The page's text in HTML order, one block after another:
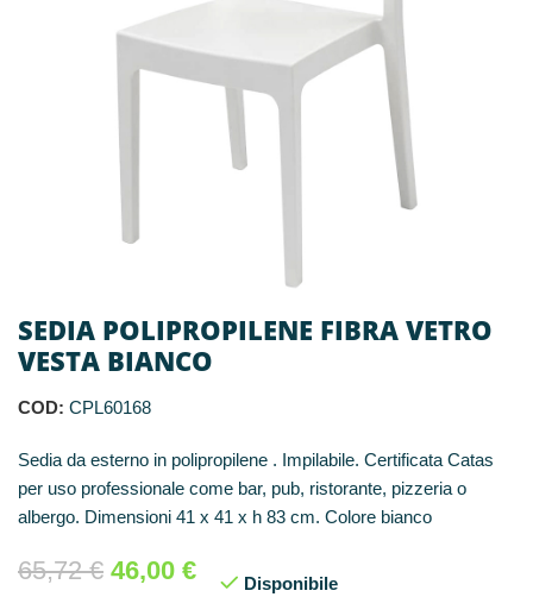
SEDIA POLIPROPILENE FIBRA VETRO
VESTA BIANCO
COD: CPL60168
Sedia da esterno in polipropilene . Impilabile. Certificata Catas
per uso professionale come bar, pub, ristorante, pizzeria o
albergo. Dimensioni 41 x 41 x h 83 cm. Colore bianco
65,72€ 46,00 €
Disponibile